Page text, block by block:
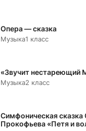
Опера — сказка
Музыка1 класс
«Звучит нестареющий
Музыка2 класс
Симфоническая сказка
Прокофьева «Петя и